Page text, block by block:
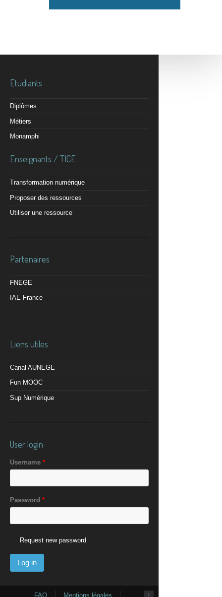
Etudiants
Diplômes
Métiers
Monamphi
Enseignants / TICE
Transformation numérique
Proposer des ressources
Utiliser une ressource
Partenaires
FNEGE
IAE France
Liens utiles
Canal AUNEGE
Fun MOOC
Sup Numérique
User login
Username *
Password *
Request new password
↑
FAQ Mentions légales